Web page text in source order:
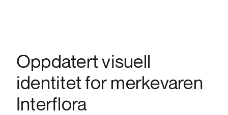
Oppdatert visuell
identitet for merkevaren
Interflora